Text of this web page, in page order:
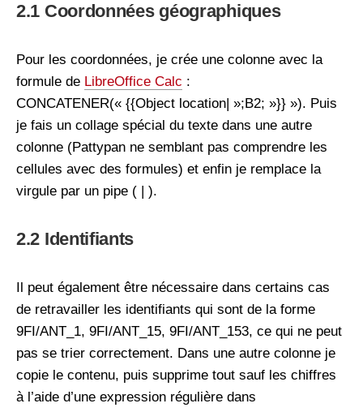
2.1 Coordonnées géographiques
Pour les coordonnées, je crée une colonne avec la
formule de LibreOffice Calc :
CONCATENER(« {{Object location| »;B2; »}} »). Puis
je fais un collage spécial du texte dans une autre
colonne (Pattypan ne semblant pas comprendre les
cellules avec des formules) et enfin je remplace la
virgule par un pipe ( | ).
2.2 Identifiants
Il peut également être nécessaire dans certains cas
de retravailler les identifiants qui sont de la forme
9FI/ANT_1, 9FI/ANT_15, 9FI/ANT_153, ce qui ne peut
pas se trier correctement. Dans une autre colonne je
copie le contenu, puis supprime tout sauf les chiffres
à l’aide d’une expression régulière dans